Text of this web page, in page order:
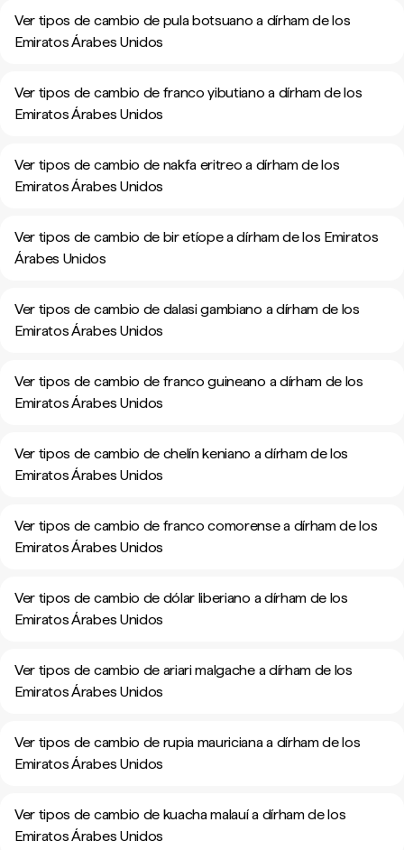
Ver tipos de cambio de pula botsuano a dírham de los
Emiratos Árabes Unidos
Ver tipos de cambio de franco yibutiano a dírham de los
Emiratos Árabes Unidos
Ver tipos de cambio de nakfa eritreo a dírham de los
Emiratos Árabes Unidos
Ver tipos de cambio de bir etíope a dírham de los Emiratos
Árabes Unidos
Ver tipos de cambio de dalasi gambiano a dírham de los
Emiratos Árabes Unidos
Ver tipos de cambio de franco guineano a dírham de los
Emiratos Árabes Unidos
Ver tipos de cambio de chelín keniano a dírham de los
Emiratos Árabes Unidos
Ver tipos de cambio de franco comorense a dírham de los
Emiratos Árabes Unidos
Ver tipos de cambio de dólar liberiano a dírham de los
Emiratos Árabes Unidos
Ver tipos de cambio de ariari malgache a dírham de los
Emiratos Árabes Unidos
Ver tipos de cambio de rupia mauriciana a dírham de los
Emiratos Árabes Unidos
Ver tipos de cambio de kuacha malauí a dírham de los
Emiratos Árabes Unidos